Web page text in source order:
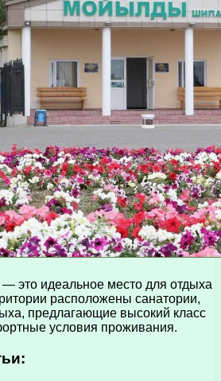
— это идеальное место для отдыха
расположены санатории,
предлагающие высокий класс
условия проживания.